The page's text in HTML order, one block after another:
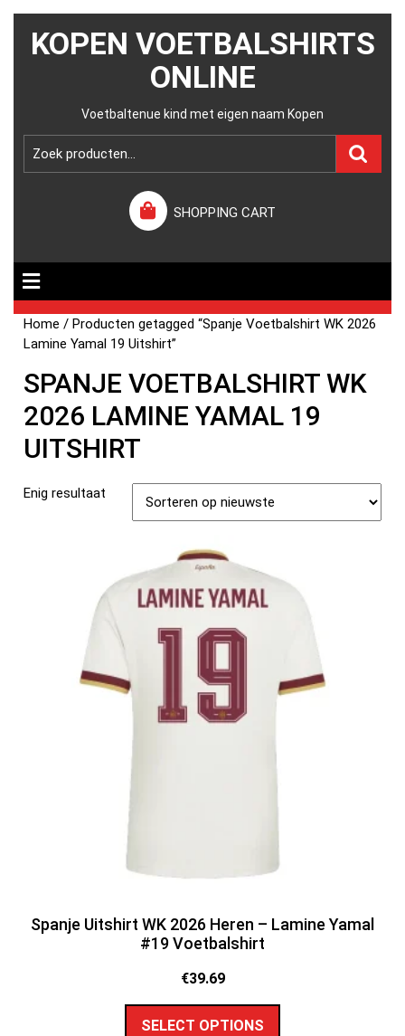
KOPEN VOETBALSHIRTS
ONLINE
Voetbaltenue kind met eigen naam Kopen
SHOPPING CART
Home / Producten getagged “Spanje Voetbalshirt WK 2026
Lamine Yamal 19 Uitshirt”
SPANJE VOETBALSHIRT WK
2026 LAMINE YAMAL 19
UITSHIRT
Enig resultaat
Spanje Uitshirt WK 2026 Heren – Lamine Yamal
#19 Voetbalshirt
€39.69
SELECT OPTIONS